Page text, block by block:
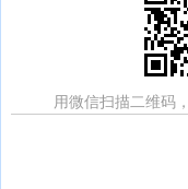
用微信扫描二维码